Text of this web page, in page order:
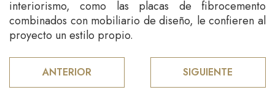
interiorismo, como las placas de fibrocemento
combinados con mobiliario de diseño, le confieren al
proyecto un estilo propio.
ANTERIOR SIGUIENTE